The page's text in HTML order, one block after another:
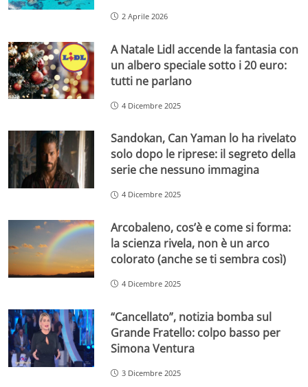
2 Aprile 2026
A Natale Lidl accende la fantasia con
un albero speciale sotto i 20 euro:
tutti ne parlano
4 Dicembre 2025
Sandokan, Can Yaman lo ha rivelato
solo dopo le riprese: il segreto della
serie che nessuno immagina
4 Dicembre 2025
Arcobaleno, cos’è e come si forma:
la scienza rivela, non è un arco
colorato (anche se ti sembra così)
4 Dicembre 2025
“Cancellato”, notizia bomba sul
Grande Fratello: colpo basso per
Simona Ventura
3 Dicembre 2025